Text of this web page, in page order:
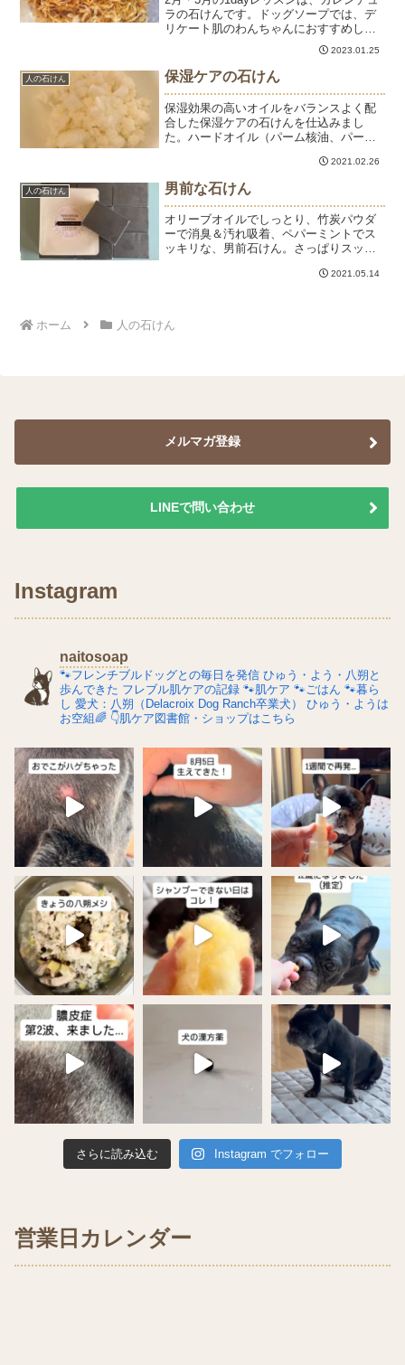
ラの石けんです。ドッグソープでは、デ
リケート肌のわんちゃんにおすすめして
いるのもカレンデュラソープです。カレ
ンデュラは古くから皮膚トラブルによい
とされていて、「皮膚のガードマン」と
呼ばれています。実...
2023.01.25
人の石けん 保湿ケアの石けん
保湿効果の高いオイルをバランスよく配
合した保湿ケアの石けんを仕込みまし
た。ハードオイル（パーム核油、パーム
イル、ハイオレイックひまわりオイル、
ひまし油、ゴールデンホホバオイルを加
えます。全部で7種類のオイ...
2021.02.26
人の石けん 男前な石けん
オリーブオイルでしっとり、竹炭パウダ
ーで消臭＆汚れ吸着、ペパーミントでス
ッキリな、男前石けん。さっぱりスッキ
なる季節におすすめの石けんです。父の
2021.05.14
ホーム 人の石けん
メルマガ登録
LINEで問い合わせ
Instagram
naitosoap
🐾フレンチブルドッグとの毎日を発信 ひゅう・よう・八朔と
歩んできた フレブル肌ケアの記録 🐾肌ケア 🐾ごはん 🐾暮ら
し 愛犬：八朔（Delacroix Dog Ranch卒業犬）
ひゅう・ようは
お空組🌈 👇肌ケア図書館・ショップはこちら
さらに読み込む Instagram でフォロー
営業日カレンダー